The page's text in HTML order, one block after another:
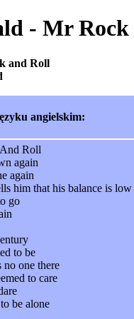
- Mr
and Roll
angielskim:
Roll
again
again
him that his balance is low
go
to be
one there
to care
be alone